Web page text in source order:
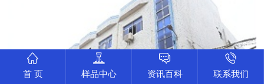
首 页 样品中心 资讯百科 联系我们